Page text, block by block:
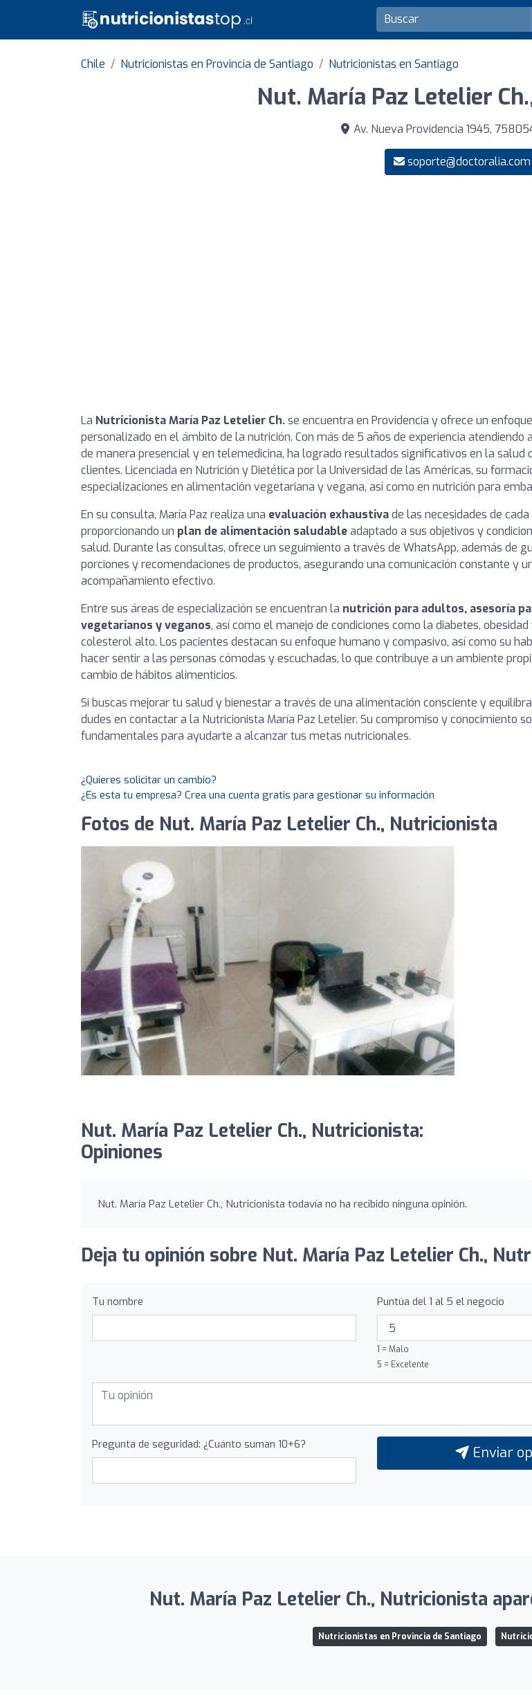
Chile Nutricionistas en Provincia de Santiago Nutricionistas en Santiago
Nut. María Paz Letelier
Av. Nueva Providencia 1945,
soporte@doctoralia.com
La Nutricionista María Paz Letelier Ch.se encuentra en Providencia y ofrece un
personalizado en el ámbito de la nutrición. Con más de 5 años de experiencia atendiendo
de manera presencial y en telemedicina, ha logrado resultados significativos en la salud
clientes. Licenciada en Nutrición y Dietética por la Universidad de las Américas, su
especializaciones en alimentación vegetariana y vegana, así como en nutrición para
En su consulta, María Paz realiza una evaluación exhaustivade las necesidades de cada
proporcionando un plan de alimentación saludableadaptado a sus objetivos y
salud. Durante las consultas, ofrece un seguimiento a través de WhatsApp, además de
porciones y recomendaciones de productos, asegurando una comunicación constante y
acompañamiento efectivo.
Entre sus áreas de especialización se encuentran la nutrición para adultos, asesoría
vegetarianos y veganos, así como el manejo de condiciones como la diabetes, obesidad
colesterol alto. Los pacientes destacan su enfoque humano y compasivo, así como su
hacer sentir a las personas cómodas y escuchadas, lo que contribuye a un ambiente
cambio de hábitos alimenticios.
Si buscas mejorar tu salud y bienestar a través de una alimentación consciente y
dudes en contactar a la Nutricionista María Paz Letelier. Su compromiso y conocimiento
fundamentales para ayudarte a alcanzar tus metas nutricionales.
¿Quieres solicitar un cambio?
¿Es esta tu empresa? Crea una cuenta gratis para gestionar su información
Fotos de Nut. María Paz Letelier Ch., Nutricionista
Nut. María Paz Letelier Ch., Nutricionista:
Opiniones
Nut. María Paz Letelier Ch., Nutricionista todavía no ha recibido ninguna opinión.
Deja tu opinión sobre Nut. María Paz Letelier Ch.,
Tu nombre Puntúa del 1 al 5 el negocio
1 = Malo
5 = Excelente
Pregunta de seguridad: ¿Cuánto suman 10+6? Enviar
Nut. María Paz Letelier Ch., Nutricionista
Nutricionistas en Provincia de Santiago